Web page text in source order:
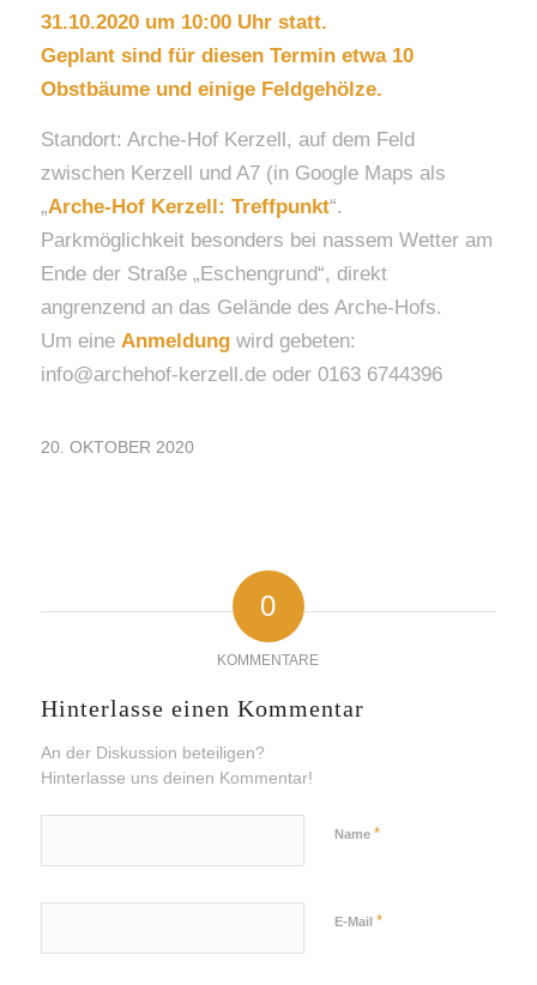
31.10.2020 um 10:00 Uhr statt.
Geplant sind für diesen Termin etwa 10
Obstbäume und einige Feldgehölze.
Standort: Arche-Hof Kerzell, auf dem Feld
zwischen Kerzell und A7 (in Google Maps als
„Arche-Hof Kerzell: Treffpunkt“.
Parkmöglichkeit besonders bei nassem Wetter am
Ende der Straße „Eschengrund“, direkt
angrenzend an das Gelände des Arche-Hofs.
Um eine Anmeldungwird gebeten:
info@archehof-kerzell.de oder 0163 6744396
20. OKTOBER 2020
0
KOMMENTARE
Hinterlasse einen Kommentar
An der Diskussion beteiligen?
Hinterlasse uns deinen Kommentar!
Name *
E-Mail *